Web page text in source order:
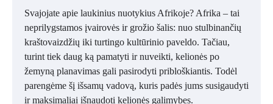
Svajojate apie laukinius nuotykius Afrikoje? Afrika – tai
neprilygstamos įvairovės ir grožio šalis: nuo stulbinančių
kraštovaizdžių iki turtingo kultūrinio paveldo. Tačiau,
turint tiek daug ką pamatyti ir nuveikti, kelionės po
žemyną planavimas gali pasirodyti pribloškiantis. Todėl
parengėme šį išsamų vadovą, kuris padės jums susigaudyti
ir maksimaliai išnaudoti kelionės galimybes.